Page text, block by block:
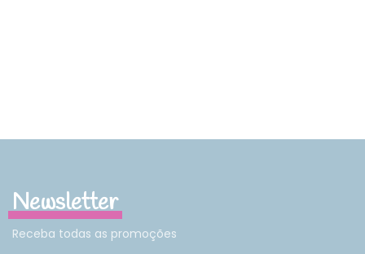
Newsletter
Receba todas as promoções